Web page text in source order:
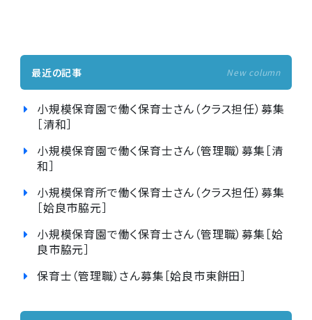
最近の記事 New column
小規模保育園で働く保育士さん（クラス担任）募集
［清和］
小規模保育園で働く保育士さん（管理職）募集［清
和］
小規模保育所で働く保育士さん（クラス担任）募集
［姶良市脇元］
小規模保育園で働く保育士さん（管理職）募集［姶
良市脇元］
保育士（管理職）さん募集［姶良市東餅田］